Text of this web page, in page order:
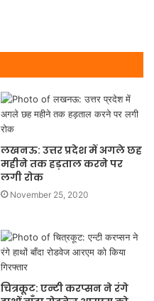
लखनऊ: उत्तर प्रदेश में अगले छह
महीने तक हड़ताल करने पर
लगी रोक
November 25, 2020
चित्रकूट: एन्टी करप्सन ने रंगे